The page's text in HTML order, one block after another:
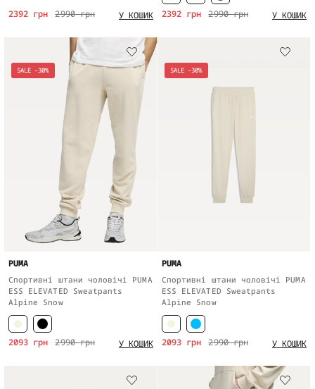
2990 грн
2392 грн У КОШИК 2990 грн
2392 грн У КОШИК
SALE -30%
PUMA
Спортивні штани чоловічі PUMA
ESS ELEVATED Sweatpants
Alpine Snow
2990 грн
2093 грн У КОШИК
SALE -30%
PUMA
Спортивні штани чоловічі PUMA
ESS ELEVATED Sweatpants
Alpine Snow
2990 грн
2093 грн У КОШИК